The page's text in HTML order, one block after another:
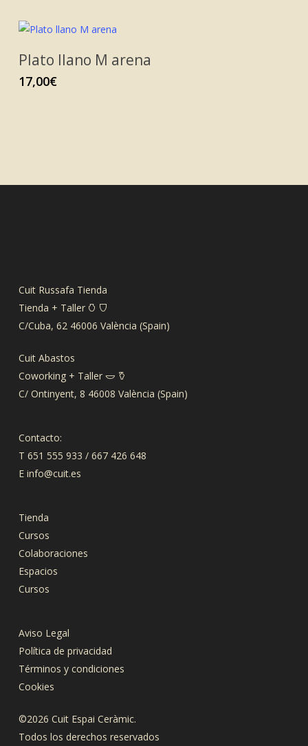
Plato llano M arena
17,00€
Cuit Russafa Tienda
Tienda + Taller 𐃡 𐃴
C/Cuba, 62 46006 València (Spain)
Cuit Abastos
Coworking + Taller 𐃬 𐃤
C/ Ontinyent, 8 46008 València (Spain)
Contacto:
T 651 555 933 / 667 426 648
E info@cuit.es
Tienda
Cursos
Colaboraciones
Espacios
Cursos
Aviso Legal
Política de privacidad
Términos y condiciones
Cookies
©2026 Cuit Espai Ceràmic.
Todos los derechos reservados